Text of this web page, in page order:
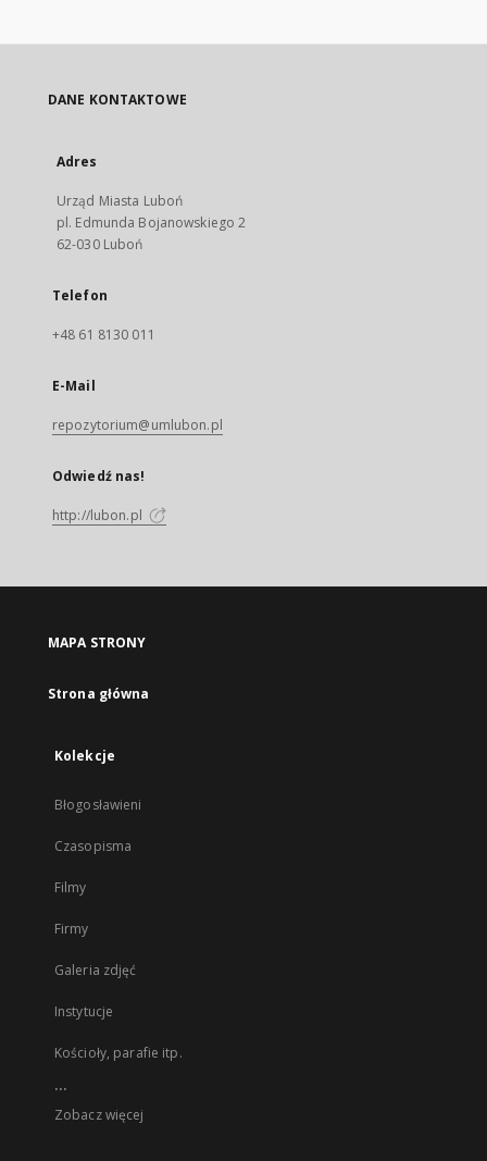
DANE KONTAKTOWE
Adres
Urząd Miasta Luboń
pl. Edmunda Bojanowskiego 2
62-030 Luboń
Telefon
+48 61 8130 011
E-Mail
repozytorium@umlubon.pl
Odwiedź nas!
http://lubon.pl
MAPA STRONY
Strona główna
Kolekcje
Błogosławieni
Czasopisma
Filmy
Firmy
Galeria zdjęć
Instytucje
Kościoły, parafie itp.
...
Zobacz więcej